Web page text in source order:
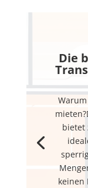
Die
bietet
keinen